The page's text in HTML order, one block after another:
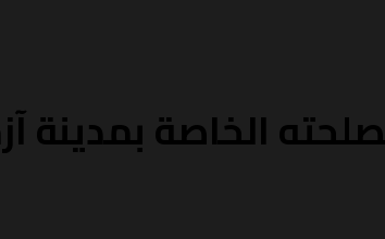
الخاصة بمدينة